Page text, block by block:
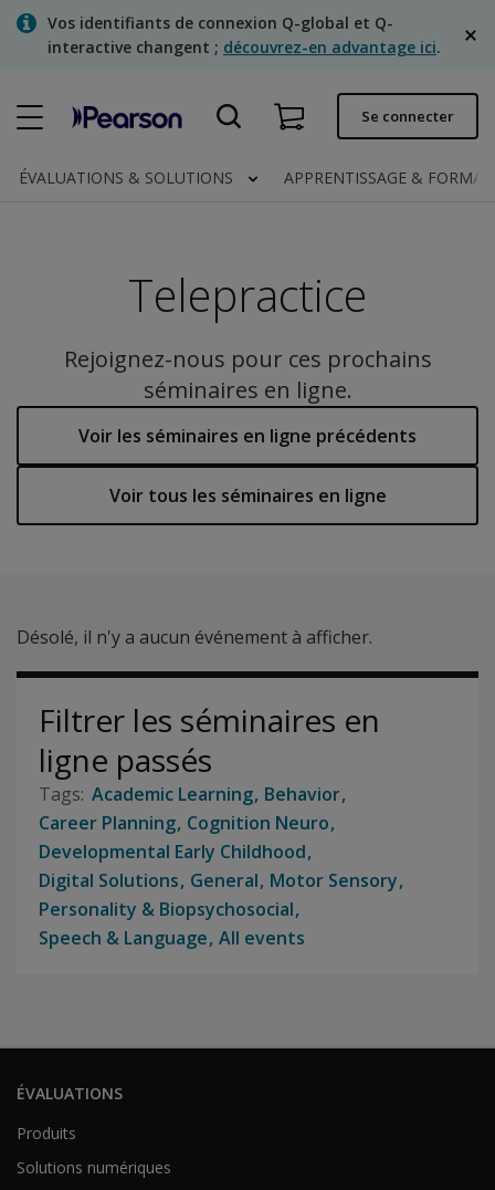
SkipVos identifiants de connexion Q-global et Q-
interactive changent ; découvrez-en advantage ici.
Commande rapide Se connecter
ÉVALUATIONS & SOLUTIONS APPRENTISSAGE &
Telepractice
Rejoignez-nous pour ces prochains
séminaires en ligne.
Voir les séminaires en ligne précédents
Voir tous les séminaires en ligne
Désolé, il n'y a aucun événement à afficher.
Filtrer les séminaires en
ligne passés
Academic Learning Behavior
Career Planning Cognition Neuro
Developmental Early Childhood
Digital Solutions General Motor Sensory
Personality & Biopsychosocial
Speech & Language All events
ÉVALUATIONS
Produits
Solutions numériques